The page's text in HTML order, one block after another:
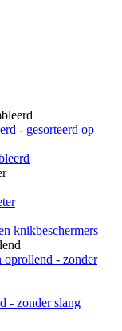
- gesorteerd op
knikbeschermers
oprollend - zonder
- zonder slang